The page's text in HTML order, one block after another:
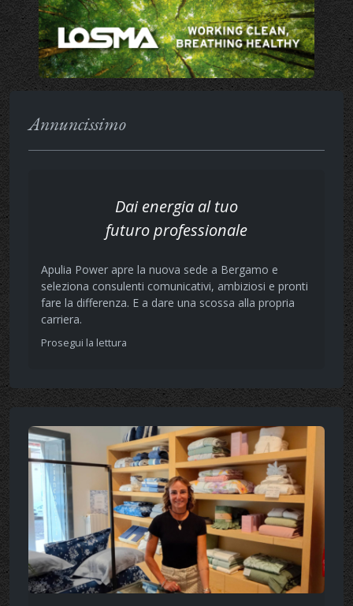
Annuncissimo
Dai energia al tuo
futuro professionale
Apulia Power apre la nuova sede a Bergamo e
seleziona consulenti comunicativi, ambiziosi e pronti
fare la differenza. E a dare una scossa alla propria
carriera.
Prosegui la lettura